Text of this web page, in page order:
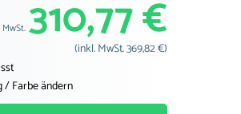
310,77 €
(inkl. MwSt. 369,82 €)
/ Farbe ändern